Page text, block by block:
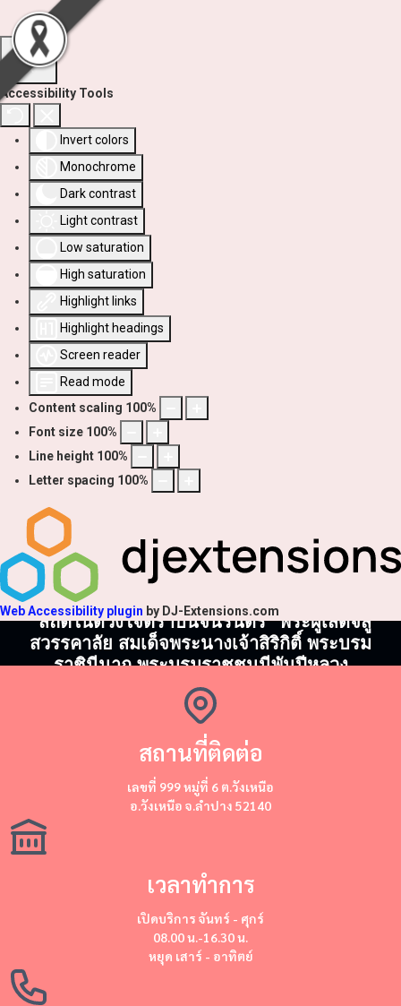
Accessibility Tools
Invert colors
Monochrome
Dark contrast
Light contrast
Low saturation
High saturation
Highlight links
Highlight headings
Screen reader
Read mode
Content scaling 100%
Font size 100%
Line height 100%
Letter spacing 100%
Web Accessibility plugin by DJ-Extensions.com
"สถิตในดวงใจตราบนิจนิรันดร์" พระผู้เสด็จสู่
สวรรคาลัย สมเด็จพระนางเจ้าสิริกิติ์ พระบรม
ราชินีนาถ พระบรมราชชนนีพันปีหลวง
สถานที่ติดต่อ
​​เลขที่ 999 หมู่ที่ 6 ต.วังเหนือ
อ.วังเหนือ จ.ลำปาง 52140
เวลาทำการ
เปิดบริการ จันทร์ - ศุกร์
08.00 น.-16.30 น.
หยุด เสาร์ - อาทิตย์